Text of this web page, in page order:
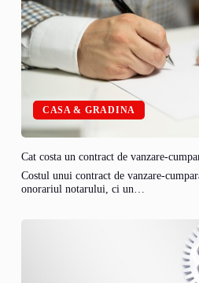
CASA & GRADINA
Cat costa un contract de vanzare-
Costul unui contract de vanzare-
onorariul notarului, ci un…